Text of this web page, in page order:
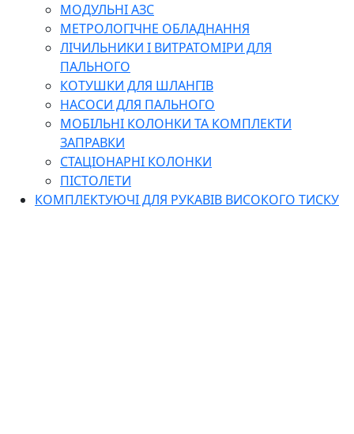
МОДУЛЬНІ АЗС
МЕТРОЛОГІЧНЕ ОБЛАДНАННЯ
ЛІЧИЛЬНИКИ І ВИТРАТОМІРИ ДЛЯ
ПАЛЬНОГО
КОТУШКИ ДЛЯ ШЛАНГІВ
НАСОСИ ДЛЯ ПАЛЬНОГО
МОБІЛЬНІ КОЛОНКИ ТА КОМПЛЕКТИ
ЗАПРАВКИ
СТАЦІОНАРНІ КОЛОНКИ
ПІСТОЛЕТИ
КОМПЛЕКТУЮЧІ ДЛЯ РУКАВІВ ВИСОКОГО ТИСКУ